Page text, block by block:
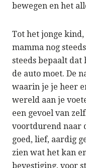
bewegen en het
Tot het jonge
mamma nog
steeds bepaalt
de auto moet. De
waarin je je heer
wereld aan je
een gevoel van
voortdurend naar
goed, lief, aardig
zien wat het kan
bevestiging, voor